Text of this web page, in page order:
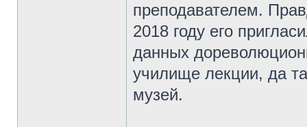
преподавателем.
2018 году его
данных
училище лекции, да
музей.